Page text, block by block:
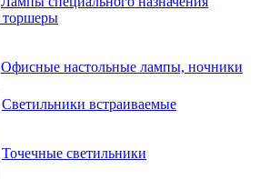
Офисные настольные лампы, ночники
Светильники встраиваемые
Точечные светильники